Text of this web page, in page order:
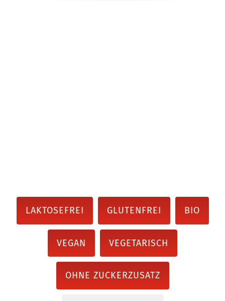
LAKTOSEFREI GLUTENFREI BIO
VEGAN VEGETARISCH
OHNE ZUCKERZUSATZ